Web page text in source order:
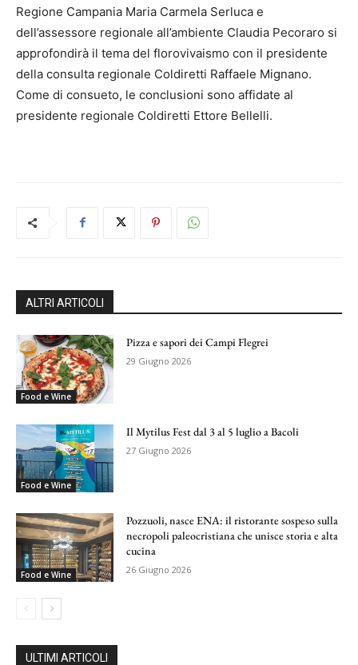
Regione Campania Maria Carmela Serluca e
dell’assessore regionale all’ambiente Claudia Pecoraro si
approfondirà il tema del florovivaismo con il presidente
della consulta regionale Coldiretti Raffaele Mignano.
Come di consueto, le conclusioni sono affidate al
presidente regionale Coldiretti Ettore Bellelli.
ALTRI ARTICOLI
Food e Wine
Pizza e sapori dei Campi Flegrei
29 Giugno 2026
Food e Wine
Il Mytilus Fest dal 3 al 5 luglio a Bacoli
27 Giugno 2026
Food e Wine
Pozzuoli, nasce ENA: il ristorante sospeso sulla
necropoli paleocristiana che unisce storia e alta
cucina
26 Giugno 2026
ULTIMI ARTICOLI